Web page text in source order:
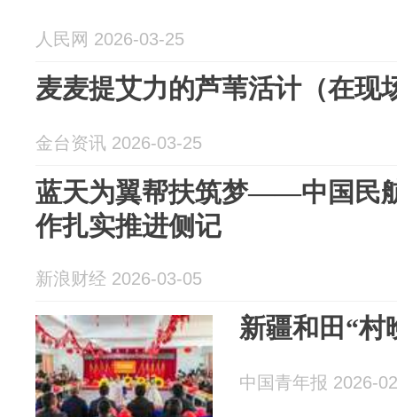
人民网 2026-03-25
麦麦提艾力的芦苇活计（在现
金台资讯 2026-03-25
蓝天为翼帮扶筑梦——中国民
作扎实推进侧记
新浪财经 2026-03-05
新疆和田“村
中国青年报 2026-